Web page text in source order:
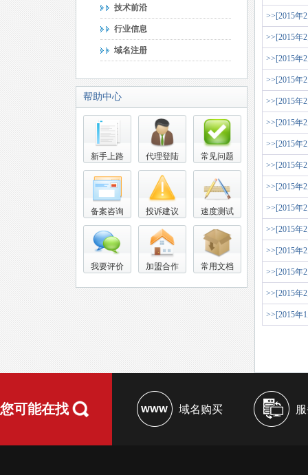
技术前沿
行业信息
域名注册
帮助中心
新手上路 代理登陆 常见问题
备案咨询 投诉建议 速度测试
我要评价 加盟合作 常用文档
>>[2015年
>>[2015年
>>[2015年
>>[2015年
>>[2015年
>>[2015年
>>[2015年
>>[2015年
>>[2015年
>>[2015年
>>[2015年
>>[2015年
>>[2015年
>>[2015年
>>[2015年
您可能在找 域名购买